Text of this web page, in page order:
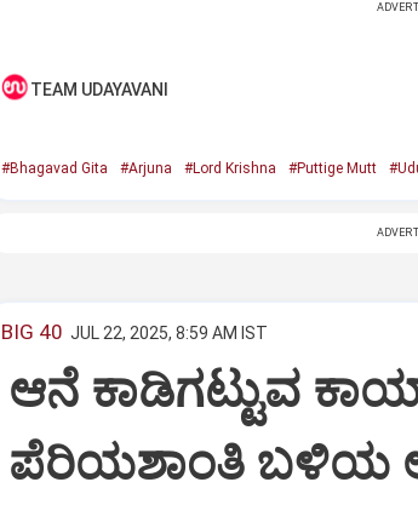
TEAM UDAYAVANI
#Bhagavad Gita #Arjuna #Lord Krishna #Puttige Mutt
BIG 40 JUL 22, 2025, 8:59 AM IST
ಆನೆ ಕಾಡಿಗಟ್ಟುವ
ಪೆರಿಯಶಾಂತಿ ಬಳಿಯ